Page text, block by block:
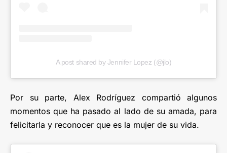
A post shared by Jennifer Lopez (@jlo)
Por su parte, Alex Rodríguez compartió algunos
momentos que ha pasado al lado de su amada, para
felicitarla y reconocer que es la mujer de su vida.